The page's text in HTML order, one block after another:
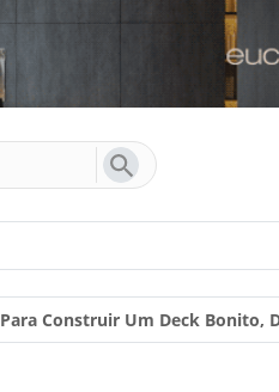
Construir Um Deck Bonito,